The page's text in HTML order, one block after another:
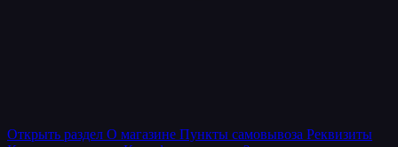
Открыть раздел О магазине Пункты самовывоза Реквизиты